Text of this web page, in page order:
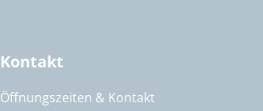
Kontakt
Öffnungszeiten & Kontakt